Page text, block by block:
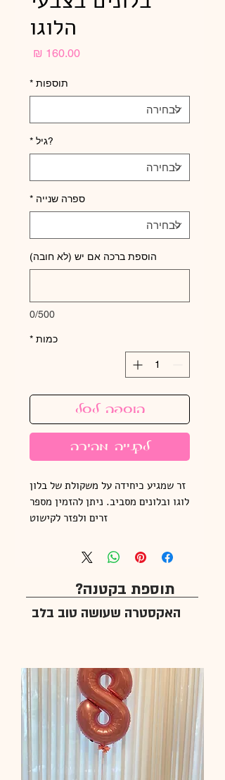
הלוגו
תוספות *
?גיל *
ספרה שנייה *
הוספת ברכה אם יש (לא חובה)
0/500
כמות *
הוספה לסל
לקנייה מהירה
זר שמגיע כיחידה על משקולת של בלון
לוגו ובלונים מסביב. ניתן להזמין מספר
זרים ולפזר לקישוט
תוספת בקטנה?
האקסטרה שעושה טוב בלב